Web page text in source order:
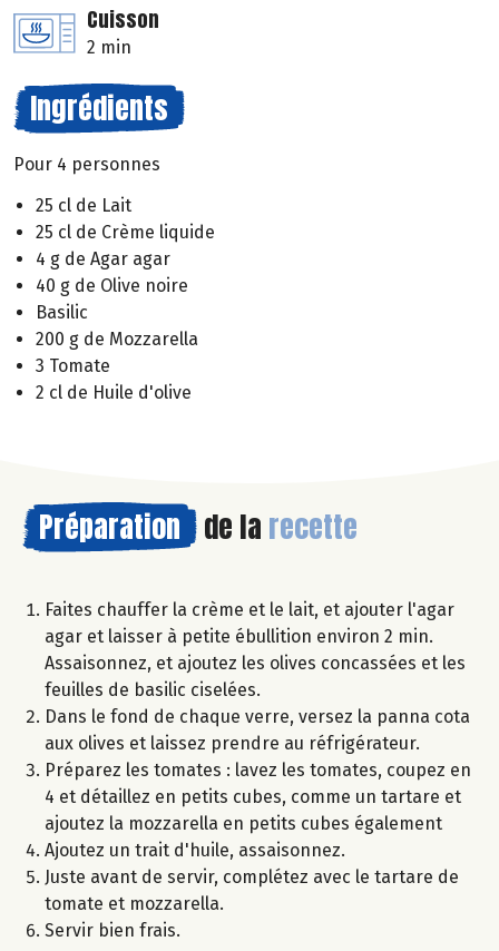
Cuisson
2 min
Ingrédients
Pour 4 personnes
25 cl de Lait
25 cl de Crème liquide
4 g de Agar agar
40 g de Olive noire
Basilic
200 g de Mozzarella
3 Tomate
2 cl de Huile d'olive
Préparation de la recette
Faites chauffer la crème et le lait, et ajouter l'agar
agar et laisser à petite ébullition environ 2 min.
Assaisonnez, et ajoutez les olives concassées et les
feuilles de basilic ciselées.
Dans le fond de chaque verre, versez la panna cota
aux olives et laissez prendre au réfrigérateur.
Préparez les tomates : lavez les tomates, coupez en
4 et détaillez en petits cubes, comme un tartare et
ajoutez la mozzarella en petits cubes également
Ajoutez un trait d'huile, assaisonnez.
Juste avant de servir, complétez avec le tartare de
tomate et mozzarella.
Servir bien frais.